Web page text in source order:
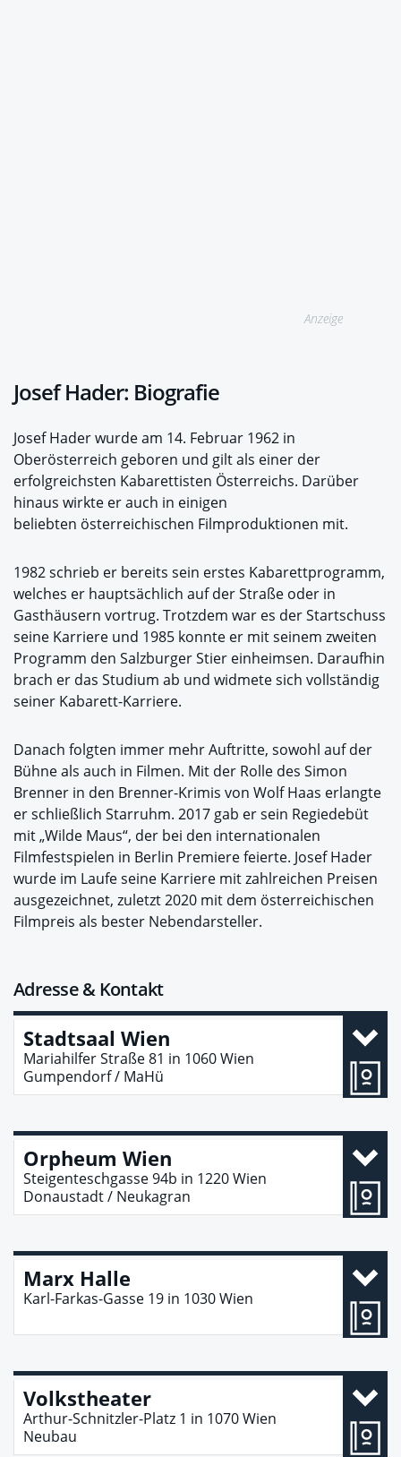
Anzeige
Josef Hader: Biografie
Josef Hader wurde am 14. Februar 1962 in
Oberösterreich geboren und gilt als einer der
erfolgreichsten Kabarettisten Österreichs. Darüber
hinaus wirkte er auch in einigen
beliebten österreichischen Filmproduktionen mit.
1982 schrieb er bereits sein erstes Kabarettprogramm,
welches er hauptsächlich auf der Straße oder in
Gasthäusern vortrug. Trotzdem war es der Startschuss
seine Karriere und 1985 konnte er mit seinem zweiten
Programm den Salzburger Stier einheimsen. Daraufhin
brach er das Studium ab und widmete sich vollständig
seiner Kabarett-Karriere.
Danach folgten immer mehr Auftritte, sowohl auf der
Bühne als auch in Filmen. Mit der Rolle des Simon
Brenner in den Brenner-Krimis von Wolf Haas erlangte
er schließlich Starruhm. 2017 gab er sein Regiedebüt
mit „Wilde Maus“, der bei den internationalen
Filmfestspielen in Berlin Premiere feierte. Josef Hader
wurde im Laufe seine Karriere mit zahlreichen Preisen
ausgezeichnet, zuletzt 2020 mit dem österreichischen
Filmpreis als bester Nebendarsteller.
Adresse & Kontakt
Stadtsaal Wien
Mariahilfer Straße 81 in 1060Wien
Gumpendorf / MaHü
Orpheum Wien
Steigenteschgasse 94b in 1220Wien
Donaustadt / Neukagran
Marx Halle
Karl-Farkas-Gasse 19 in 1030Wien
Volkstheater
Arthur-Schnitzler-Platz 1 in 1070Wien
Neubau